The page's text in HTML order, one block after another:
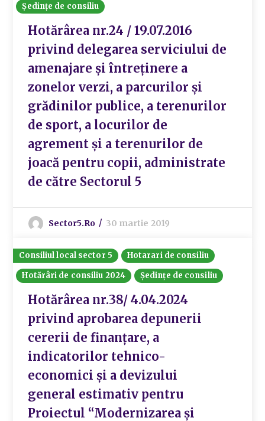
Ședințe de consiliu
Hotărârea nr.24 / 19.07.2016
privind delegarea serviciului de
amenajare și întreținere a
zonelor verzi, a parcurilor și
grădinilor publice, a terenurilor
de sport, a locurilor de
agrement și a terenurilor de
joacă pentru copii, administrate
de către Sectorul 5
Sector5.ro 30 martie 2019
Consiliul local sector 5
Hotarari de consiliu
Hotărâri de consiliu 2024
Ședințe de consiliu
Hotărârea nr.38/ 4.04.2024
privind aprobarea depunerii
cererii de finanțare, a
indicatorilor tehnico-
economici și a devizului
general estimativ pentru
Proiectul “Modernizarea și